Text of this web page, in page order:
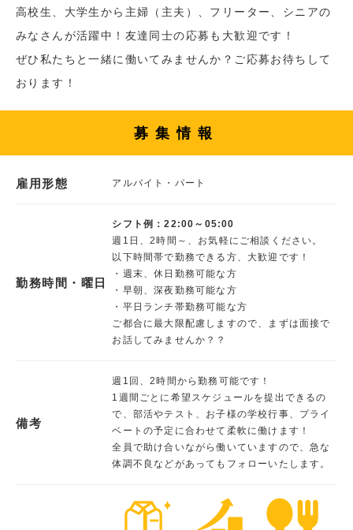
高校生、大学生から主婦（主夫）、フリーター、シニアの
みなさんが活躍中！友達同士の応募も大歓迎です！
ぜひ私たちと一緒に働いてみませんか？ご応募お待ちして
おります！
募集情報
雇用形態 アルバイト・パート
勤務時間・曜日
シフト例：22:00～05:00
週1日、2時間～、お気軽にご相談ください。
以下時間帯で勤務できる方、大歓迎です！
・週末、休日勤務可能な方
・早朝、深夜勤務可能な方
・平日ランチ帯勤務可能な方
ご都合に最大限配慮しますので、まずは面接で
お話してみませんか？？
備考
週1回、2時間から勤務可能です！
1週間ごとに希望スケジュールを提出できるの
で、部活やテスト、お子様の学校行事、プライ
ベートの予定に合わせて柔軟に働けます！
全員で助け合いながら働いていますので、急な
体調不良などがあってもフォローいたします。